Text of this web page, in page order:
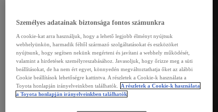
Személyes adatainak biztonsága fontos számunkra
A cookie-kat arra használjuk, hogy a lehető legjobb élményt nyújtsuk
webhelyünkön, harmadik féltől származó szolgáltatásokat és eszközöket
nyújtsunk, hogy segítsen nekünk megérteni és javítani a webhely működését,
valamint a hirdetések személyreszabásához. Javasoljuk, hogy őrizze meg a süti
beállításokat, de ha nem ért egyet, könnyedén megváltoztathatja őket az alábbi
Cookie beállítások lehetőségre kattintva. A részletek a Cookie-k használata a
Toyota honlapján irányelveinkben találhatók.
A részletek a Cookie-k használata
a Toyota honlapján irányelveinkben találhatók